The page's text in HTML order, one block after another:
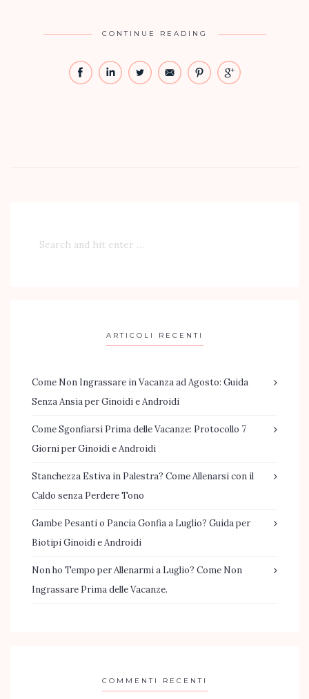
CONTINUE READING
ARTICOLI RECENTI
Come Non Ingrassare in Vacanza ad Agosto: Guida
Senza Ansia per Ginoidi e Androidi
Come Sgonfiarsi Prima delle Vacanze: Protocollo 7
Giorni per Ginoidi e Androidi
Stanchezza Estiva in Palestra? Come Allenarsi con il
Caldo senza Perdere Tono
Gambe Pesanti o Pancia Gonfia a Luglio? Guida per
Biotipi Ginoidi e Androidi
Non ho Tempo per Allenarmi a Luglio? Come Non
Ingrassare Prima delle Vacanze.
COMMENTI RECENTI